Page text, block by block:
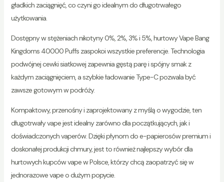
gładkich zaciągnięć, co czyni go idealnym do długotrwałego
użytkowania.
Dostępny w stężeniach nikotyny 0%, 2%, 3% i 5%, hurtowy Vape Bang
Kingdoms 40000 Puffs zaspokoi wszystkie preferencje. Technologia
podwójnej cewki siatkowej zapewnia gęstą parę i spójny smak z
każdym zaciągnięciem, a szybkie ładowanie Type-C pozwala być
zawsze gotowym w podróży.
Kompaktowy, przenośny i zaprojektowany z myślą o wygodzie, ten
długotrwały vape jest idealny zarówno dla początkujących, jak i
doświadczonych vaperów. Dzięki płynom do e-papierosów premium i
doskonałej produkcji chmury, jest to również najlepszy wybór dla
hurtowych kupców vape w Polsce, którzy chcą zaopatrzyć się w
jednorazowe vape o dużym popycie.